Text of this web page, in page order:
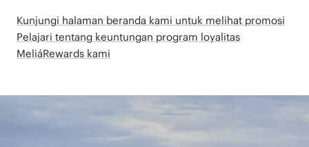
Kunjungi halaman beranda kami untuk melihat promosi
Pelajari tentang keuntungan program loyalitas
MeliáRewards kami